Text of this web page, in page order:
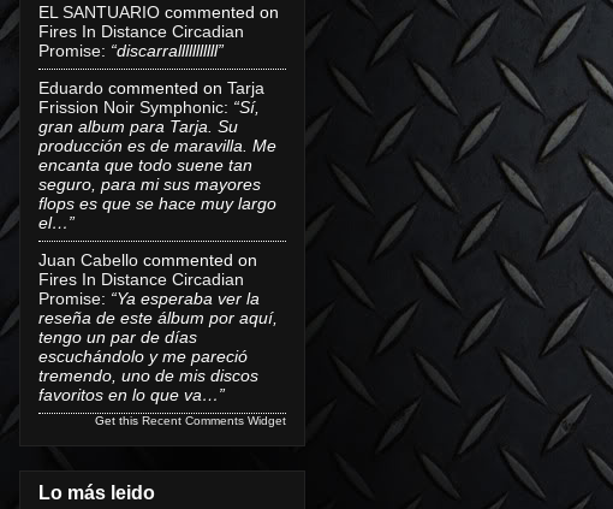
EL SANTUARIO commented on
Fires In Distance Circadian
Promise: “discarralllllllllll”
Eduardo commented on Tarja
Frission Noir Symphonic: “Sí,
gran album para Tarja. Su
producción es de maravilla. Me
encanta que todo suene tan
seguro, para mi sus mayores
flops es que se hace muy largo
el…”
Juan Cabello commented on
Fires In Distance Circadian
Promise: “Ya esperaba ver la
reseña de este álbum por aquí,
tengo un par de días
escuchándolo y me pareció
tremendo, uno de mis discos
favoritos en lo que va…”
Get this Recent Comments Widget
Lo más leido